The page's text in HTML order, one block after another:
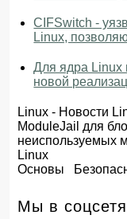
CIFSwitch -
Linux,
Для ядра Linux
новой
Linux - Новости
ModuleJail для
неиспользуемых
Linux
Основы
Мы в